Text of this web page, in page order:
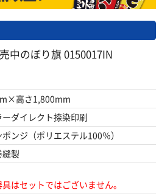
中のぼり旗 0150017IN
高さ1,800mm
ーダイレクト捺染印刷
ンジ（ポリエステル100％）
縫製
はセットではございません。